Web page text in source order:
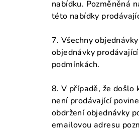
nabídku. Pozměněná
této nabídky
7. Všechny
objednávky
podmínkách.
8. V případě, že došlo
není prodávající
obdržení objednávky
emailovou adresu